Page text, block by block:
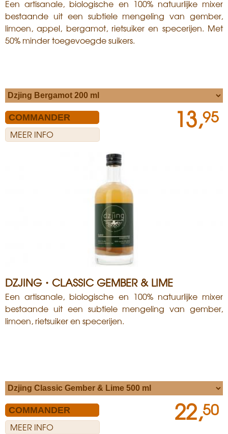
Een artisanale, biologische en 100% natuurlijke mixer
bestaande uit een subtiele mengeling van gember,
limoen, appel, bergamot, rietsuiker en specerijen. Met
50% minder toegevoegde suikers.
MEER INFO
13,95
DZJING・CLASSIC GEMBER & LIME
Een artisanale, biologische en 100% natuurlijke mixer
bestaande uit een subtiele mengeling van gember,
limoen, rietsuiker en specerijen.
MEER INFO
22,50